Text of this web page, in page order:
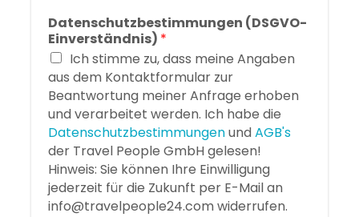
Datenschutzbestimmungen (DSGVO-
Einverständnis) *
Ich stimme zu, dass meine Angaben
aus dem Kontaktformular zur
Beantwortung meiner Anfrage erhoben
und verarbeitet werden. Ich habe die
Datenschutzbestimmungenund AGB's
der Travel People GmbH gelesen!
Hinweis: Sie können Ihre Einwilligung
jederzeit für die Zukunft per E-Mail an
info@travelpeople24.com widerrufen.